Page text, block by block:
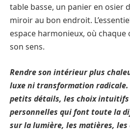
table basse, un panier en osier
miroir au bon endroit.
espace harmonieux, où chaque
son sens.
Rendre son intérieur plus
luxe ni transformation radicale.
petits détails, les choix intuitifs
personnelles qui font toute la
sur la lumière, les matières,